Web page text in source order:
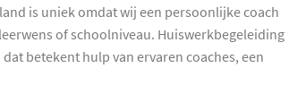
is uniek omdat wij een persoonlijke coach
of schoolniveau. Huiswerkbegeleiding
betekent hulp van ervaren coaches, een